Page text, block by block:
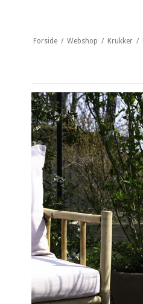
Forside / Webshop / Krukker /